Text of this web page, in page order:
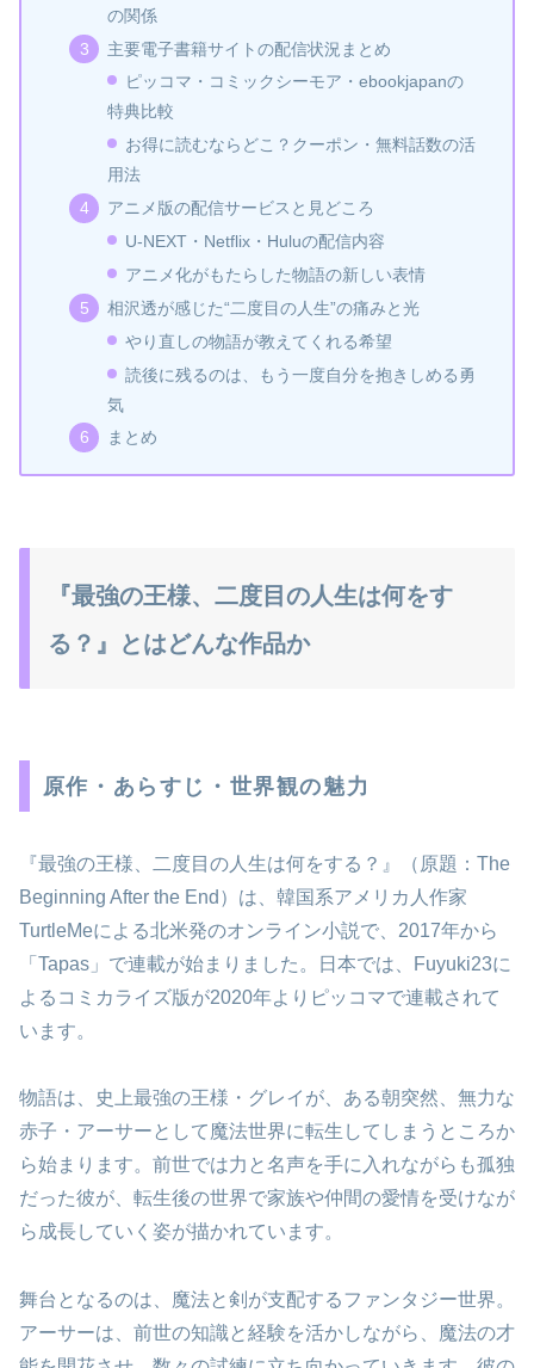
の関係
主要電子書籍サイトの配信状況まとめ
ピッコマ・コミックシーモア・ebookjapanの
特典比較
お得に読むならどこ？クーポン・無料話数の活
用法
アニメ版の配信サービスと見どころ
U-NEXT・Netflix・Huluの配信内容
アニメ化がもたらした物語の新しい表情
相沢透が感じた“二度目の人生”の痛みと光
やり直しの物語が教えてくれる希望
読後に残るのは、もう一度自分を抱きしめる勇
気
まとめ
『最強の王様、二度目の人生は何をす
る？』とはどんな作品か
原作・あらすじ・世界観の魅力
『最強の王様、二度目の人生は何をする？』（原題：The
Beginning After the End）は、韓国系アメリカ人作家
TurtleMeによる北米発のオンライン小説で、2017年から
「Tapas」で連載が始まりました。日本では、Fuyuki23に
よるコミカライズ版が2020年よりピッコマで連載されて
います。
物語は、史上最強の王様・グレイが、ある朝突然、無力な
赤子・アーサーとして魔法世界に転生してしまうところか
ら始まります。前世では力と名声を手に入れながらも孤独
だった彼が、転生後の世界で家族や仲間の愛情を受けなが
ら成長していく姿が描かれています。
舞台となるのは、魔法と剣が支配するファンタジー世界。
アーサーは、前世の知識と経験を活かしながら、魔法の才